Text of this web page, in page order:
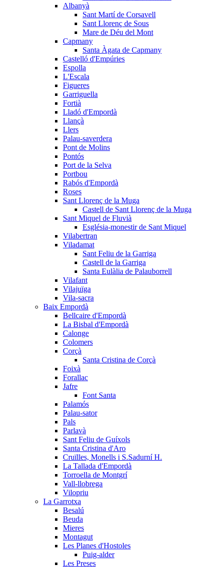
Albanyà
Sant Martí de Corsavell
Sant Llorenç de Sous
Mare de Déu del Mont
Capmany
Santa Àgata de Capmany
Castelló d'Empúries
Espolla
L'Escala
Figueres
Garriguella
Fortià
Lladó d'Empordà
Llançà
Llers
Palau-saverdera
Pont de Molins
Pontós
Port de la Selva
Portbou
Rabós d'Empordà
Roses
Sant Llorenç de la Muga
Castell de Sant Llorenç de la Muga
Sant Miquel de Fluvià
Església-monestir de Sant Miquel
Vilabertran
Viladamat
Sant Feliu de la Garriga
Castell de la Garriga
Santa Eulàlia de Palauborrell
Vilafant
Vilajuïga
Vila-sacra
Baix Empordà
Bellcaire d'Empordà
La Bisbal d'Empordà
Calonge
Colomers
Corçà
Santa Cristina de Corçà
Foixà
Forallac
Jafre
Font Santa
Palamós
Palau-sator
Pals
Parlavà
Sant Feliu de Guíxols
Santa Cristina d'Aro
Cruïlles, Monells i S.Sadurní H.
La Tallada d'Empordà
Torroella de Montgrí
Vall-llobrega
Vilopriu
La Garrotxa
Besalú
Beuda
Mieres
Montagut
Les Planes d'Hostoles
Puig-alder
Les Preses